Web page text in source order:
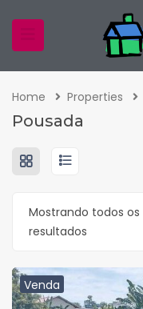
Home Properties
Pousada
Mostrando todos os
resultados
Venda